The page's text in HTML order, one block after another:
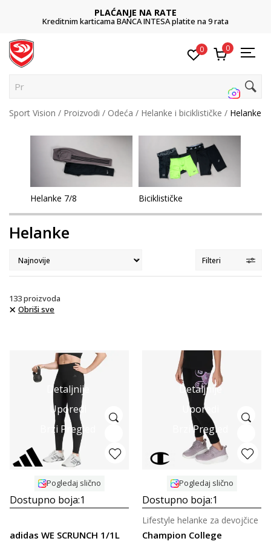
POZOVITE NAS
011 422 1422
0 0
Pretraži s
Sport Vision Proizvodi Odeća Helanke i biciklističke Helanke
Helanke 7/8 Biciklističke
Helanke
Filteri
133proizvoda
Obriši sve
Detaljnije
Uporedi
Brzi Pregled
Pogledaj slično
Dostupno boja:1
adidas WE SCRUNCH 1/1L
Detaljnije
Uporedi
Brzi Pregled
Pogledaj slično
Dostupno boja:1
Champion College
Lifestyle helanke za devojčice